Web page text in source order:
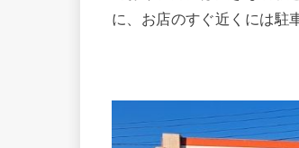
に、お店のすぐ近くには駐